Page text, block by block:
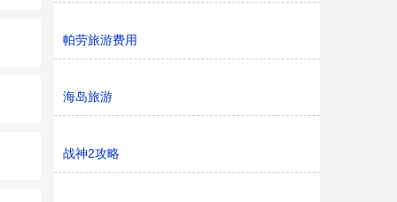
帕劳旅游费用
海岛旅游
战神2攻略